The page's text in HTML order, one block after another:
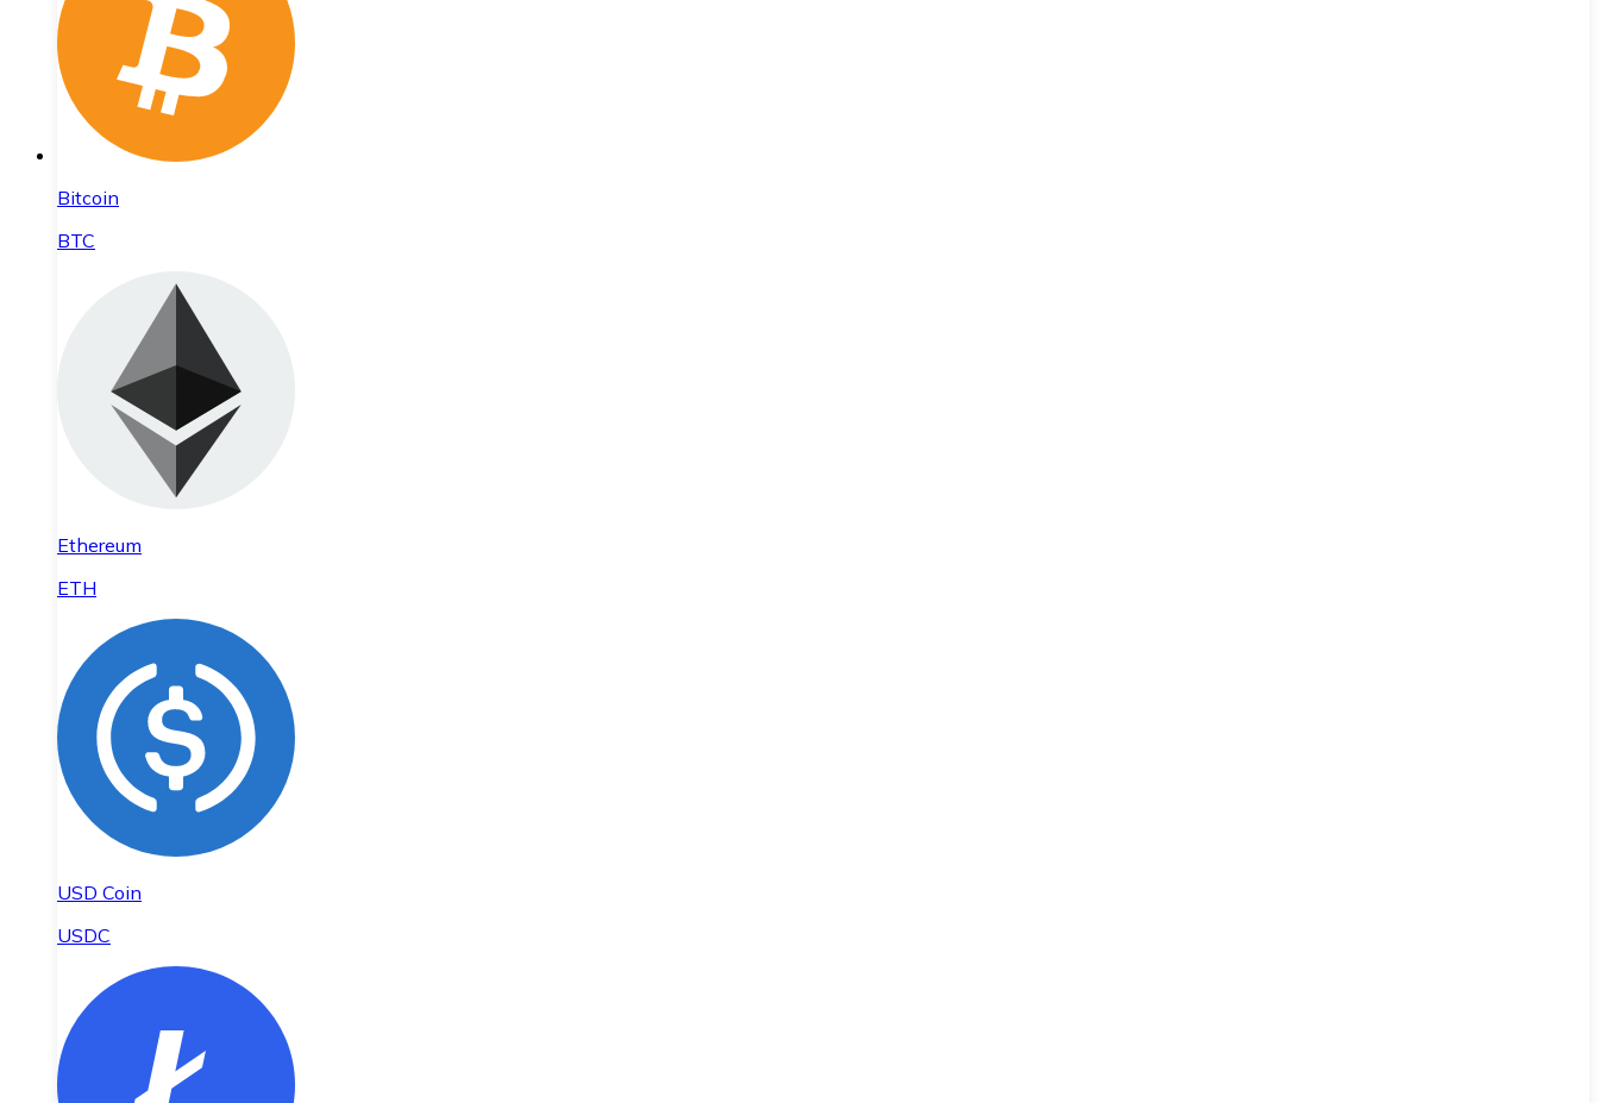
Bitcoin
BTC
Ethereum
ETH
USD Coin
USDC